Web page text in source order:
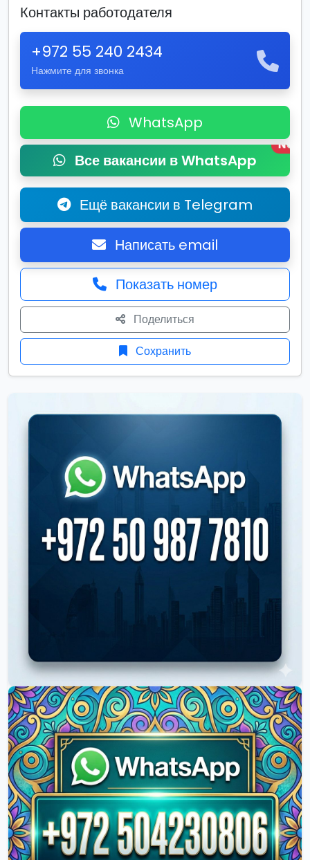
Контакты работодателя
+972 55 240 2434
Нажмите для звонка
WhatsApp
Все вакансии в WhatsApp
New
Ещё вакансии в Telegram
Написать email
Показать номер
Поделиться
Сохранить